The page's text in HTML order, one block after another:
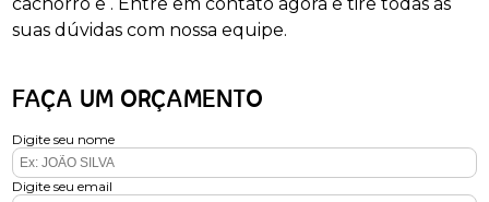
suas dúvidas com nossa equipe.
FAÇA UM ORÇAMENTO
Digite seu nome
Digite seu email